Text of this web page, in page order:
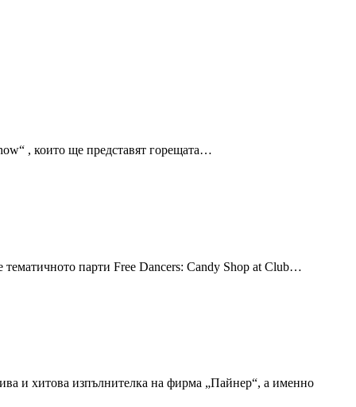
, които ще представят горещата…
тематичното парти Free Dancers: Candy Shop at Club…
и хитова изпълнителка на фирма „Пайнер“, а именно